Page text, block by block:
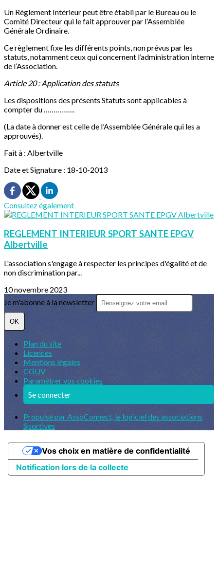
Un Règlement Intérieur peut être établi par le Bureau ou le
Comité Directeur qui le fait approuver par l’Assemblée
Générale Ordinaire.
Ce règlement fixe les différents points, non prévus par les
statuts, notamment ceux qui concernent l’administration interne
de l’Association.
Article 20 : Application des statuts
Les dispositions des présents Statuts sont applicables à
compter du …………….
(La date à donner est celle de l’Assemblée Générale qui les a
approuvés).
Fait à : Albertville
Date et Signature : 18-10-2013
Consultez également
REGLEMENT INTERIEUR SPORT SANTE EPGV
Albertville
L'association s'engage à respecter les principes d'égalité et de
non discrimination par...
10 novembre 2023
Je m'abonne à la newsletter
OK
Plan du site
Licences
Mentions légales
CGUV
Paramétrer vos cookies
Se connecter
Propulsé par AssoConnect, le logiciel des associations
Sportives
Notification lors de la collecte
Vos choix en matière de confidentialité